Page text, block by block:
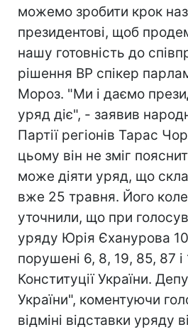
можемо зробити крок
президентові, щоб
нашу готовність до
рішення ВР спікер
Мороз. "Ми і даємо
уряд діє", - заявив
Партії регіонів Тарас
цьому він не зміг
може діяти уряд, що
вже 25 травня. Його
уточнили, що при
уряду Юрія Єханурова 10
порушені 6, 8, 19, 85, 87 і
Конституції України.
України", коментуючи
відміні відставки уряду